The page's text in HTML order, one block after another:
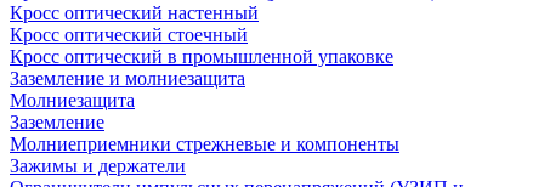
Кросс оптический настенный
Кросс оптический стоечный
Кросс оптический в промышленной упаковке
Заземление и молниезащита
Молниезащита
Заземление
Молниеприемники стрежневые и компоненты
Зажимы и держатели